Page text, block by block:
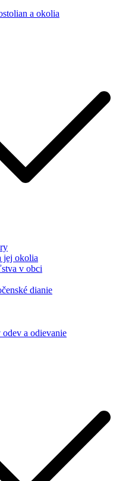
a okolia
jej okolia
v obci
dianie
a odievanie